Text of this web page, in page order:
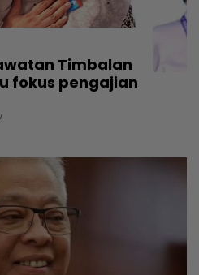
Timbalan
fokus pengajian